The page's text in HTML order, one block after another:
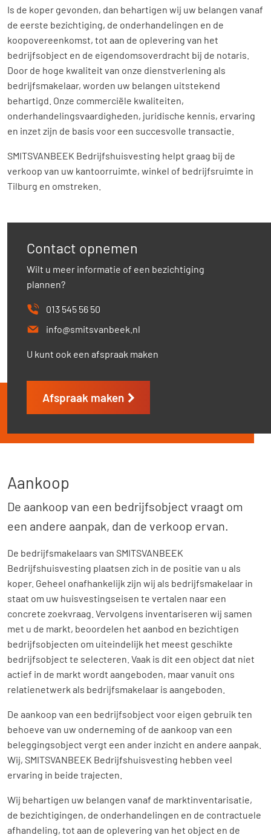
Aanbod
Diensten
Is de koper gevonden, dan behartigen wij uw belangen vanaf
de eerste bezichtiging, de onderhandelingen en de
koopovereenkomst, tot aan de oplevering van het
bedrijfsobject en de eigendomsoverdracht bij de notaris.
Door de hoge kwaliteit van onze dienstverlening als
bedrijfsmakelaar, worden uw belangen uitstekend
behartigd. Onze commerciële kwaliteiten,
onderhandelingsvaardigheden, juridische kennis, ervaring
en inzet zijn de basis voor een succesvolle transactie.
SMITSVANBEEK Bedrijfshuisvesting helpt graag bij de
verkoop van uw kantoorruimte, winkel of bedrijfsruimte in
Tilburg en omstreken.
Contact opnemen
Wilt u meer informatie of een bezichtiging
plannen?
013 545 56 50
info@smitsvanbeek.nl
U kunt ook een afspraak maken
Afspraak maken
Aankoop
De aankoop van een bedrijfsobject vraagt om
een andere aanpak, dan de verkoop ervan.
De bedrijfsmakelaars van SMITSVANBEEK
Bedrijfshuisvesting plaatsen zich in de positie van u als
koper. Geheel onafhankelijk zijn wij als bedrijfsmakelaar in
staat om uw huisvestingseisen te vertalen naar een
concrete zoekvraag. Vervolgens inventariseren wij samen
met u de markt, beoordelen het aanbod en bezichtigen
bedrijfsobjecten om uiteindelijk het meest geschikte
bedrijfsobject te selecteren. Vaak is dit een object dat niet
actief in de markt wordt aangeboden, maar vanuit ons
relatienetwerk als bedrijfsmakelaar is aangeboden.
De aankoop van een bedrijfsobject voor eigen gebruik ten
behoeve van uw onderneming of de aankoop van een
beleggingsobject vergt een ander inzicht en andere aanpak.
Wij, SMITSVANBEEK Bedrijfshuisvesting hebben veel
ervaring in beide trajecten.
Wij behartigen uw belangen vanaf de marktinventarisatie,
de bezichtigingen, de onderhandelingen en de contractuele
afhandeling, tot aan de oplevering van het object en de